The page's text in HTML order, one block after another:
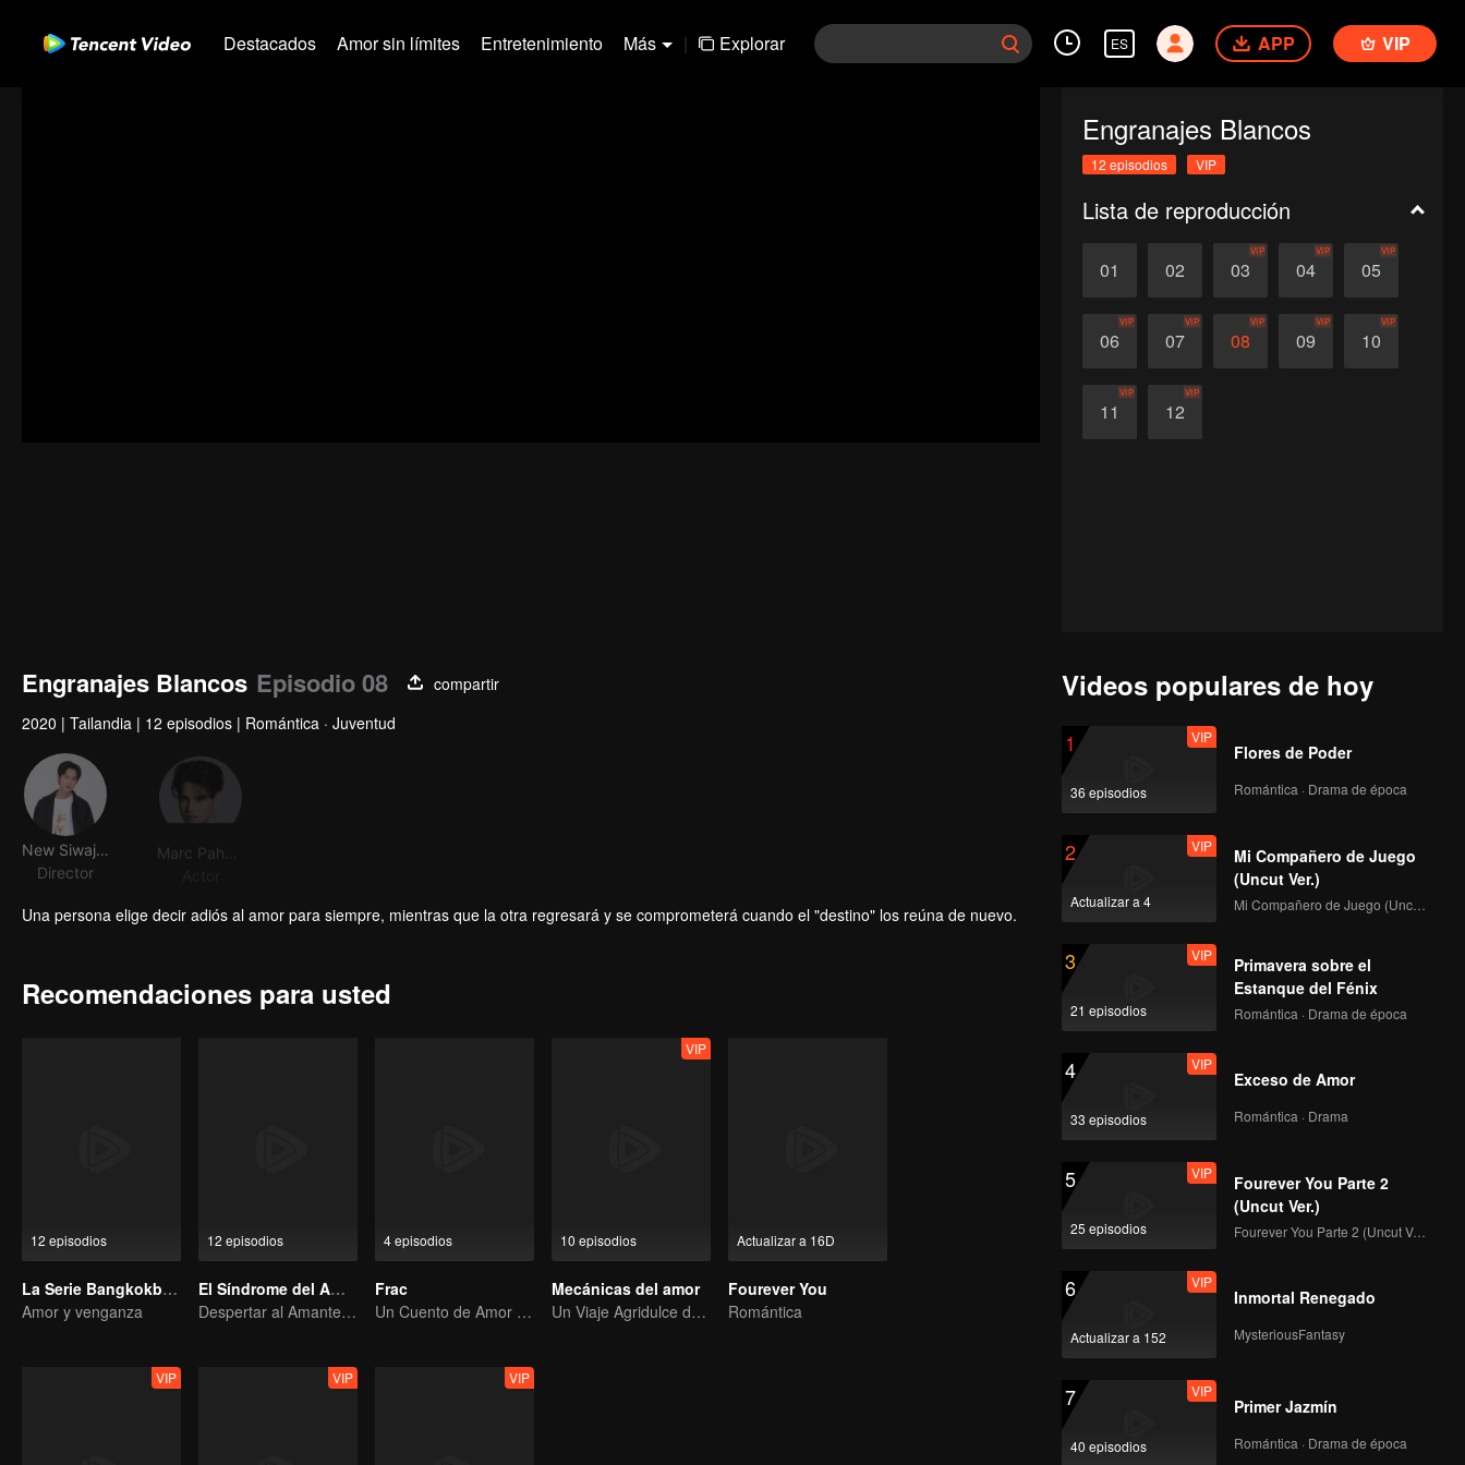
Destacados Amor sin límites Entretenimiento Más | Explorar ES APP VIP
Engranajes Blancos
12 episodios VIP
Lista de reproducción
01 02 03
VIP
04
VIP
05
VIP
06
VIP
07
VIP
08
VIP
09
VIP
10
VIP
11
VIP
12
VIP
Engranajes Blancos Episodio 08
compartir
2020 | Tailandia | 12 episodios | Romántica · Juventud
Director
Una persona elige decir adiós al amor para siempre, mientras que la otra regresará y se comprometerá cuando el "destino" los reúna de nuevo.
Recomendaciones para usted
12 episodios
La Serie Bangkokboy (versión TV)
Amor y venganza
12 episodios
El Síndrome del Amor
Despertar al Amante Amnésico
4 episodios
Frac
Un Cuento de Amor Romántico
10 episodios
VIP
Mecánicas del amor
Un Viaje Agridulce de Amor
Actualizar a 16D
Fourever You
Romántica
VIP VIP VIP
Videos populares de hoy
1
36 episodios
VIP
Flores de Poder
Romántica · Drama de época
2
Actualizar a 4
VIP
Mi Compañero de Juego
(Uncut Ver.)
Mi Compañero de Juego (Uncut Ver.)
3
21 episodios
VIP
Primavera sobre el
Estanque del Fénix
Romántica · Drama de época
4
33 episodios
VIP
Exceso de Amor
Romántica · Drama
5
25 episodios
VIP
Fourever You Parte 2
(Uncut Ver.)
Fourever You Parte 2 (Uncut Ver.)
6
Actualizar a 152
VIP
Inmortal Renegado
MysteriousFantasy
7
40 episodios
VIP
Primer Jazmín
Romántica · Drama de época